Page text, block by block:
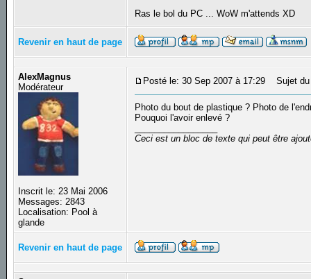
Ras le bol du PC ... WoW m'attends XD
Revenir en haut de page
AlexMagnus
Modérateur
Inscrit le: 23 Mai 2006
Messages: 2843
Localisation: Pool à
glande
Posté le: 30 Sep 2007 à 17:29 Sujet du
Photo du bout de plastique ? Photo de
Pouquoi l'avoir enlevé ?
Ceci est un bloc de texte qui peut être
Revenir en haut de page